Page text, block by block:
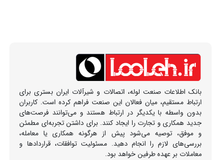
بانک اطلاعات صنعت لوله، اتصالات و شیرآلات ایران بستری برای
ارتباط مستقیم، میان فعالان این صنعت فراهم کرده است. کاربران
بدون واسطه با یکدیگر در ارتباط هستند و می‌توانند فرصت‌های
جدید همکاری و تجارت را ایجاد کنند. برای داشتن تجربه‌ای مطمئن
و موفق، توصیه می‌شود پیش از هرگونه همکاری یا معامله،
بررسی‌های لازم را انجام دهید. مسئولیت توافقات، قراردادها و
معاملات بر عهده طرفین خواهد بود.